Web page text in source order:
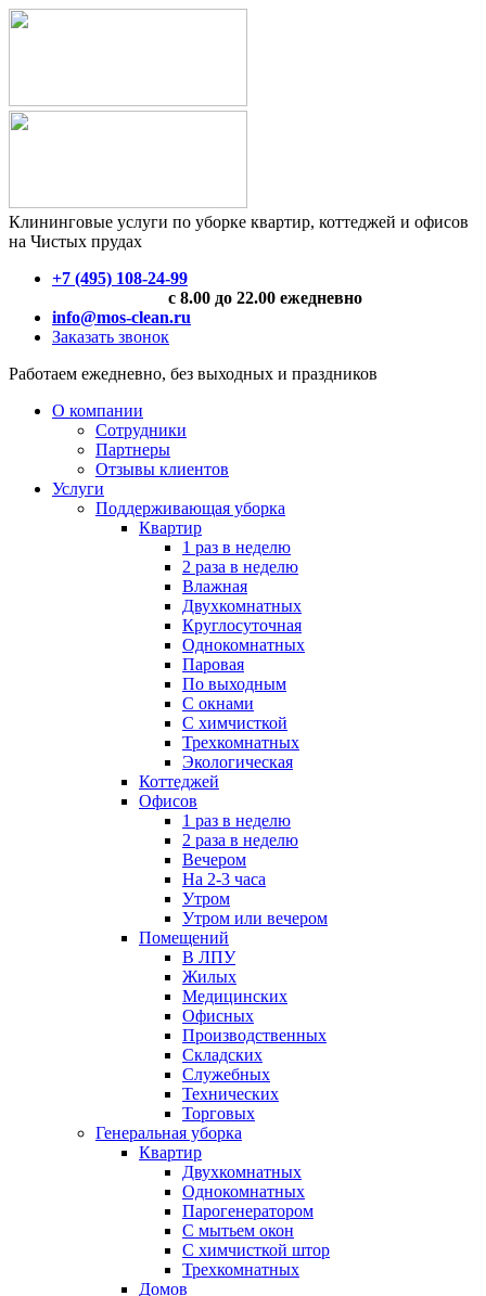
Клининговые услуги по уборке квартир, коттеджей и офисов
на Чистых прудах
+7 (495) 108-24-99
с 8.00 до 22.00 ежедневно
info@mos-clean.ru
Заказать звонок
Работаем ежедневно, без выходных и праздников
О компании
Сотрудники
Партнеры
Отзывы клиентов
Услуги
Поддерживающая уборка
Квартир
1 раз в неделю
2 раза в неделю
Влажная
Двухкомнатных
Круглосуточная
Однокомнатных
Паровая
По выходным
С окнами
С химчисткой
Трехкомнатных
Экологическая
Коттеджей
Офисов
1 раз в неделю
2 раза в неделю
Вечером
На 2-3 часа
Утром
Утром или вечером
Помещений
В ЛПУ
Жилых
Медицинских
Офисных
Производственных
Складских
Служебных
Технических
Торговых
Генеральная уборка
Квартир
Двухкомнатных
Однокомнатных
Парогенератором
С мытьем окон
С химчисткой штор
Трехкомнатных
Домов